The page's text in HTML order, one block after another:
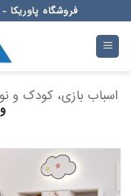
to
content
فروشگاه
اسباب بازی، کودک و